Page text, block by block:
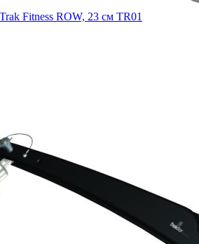
Fitness ROW, 23 см TR01